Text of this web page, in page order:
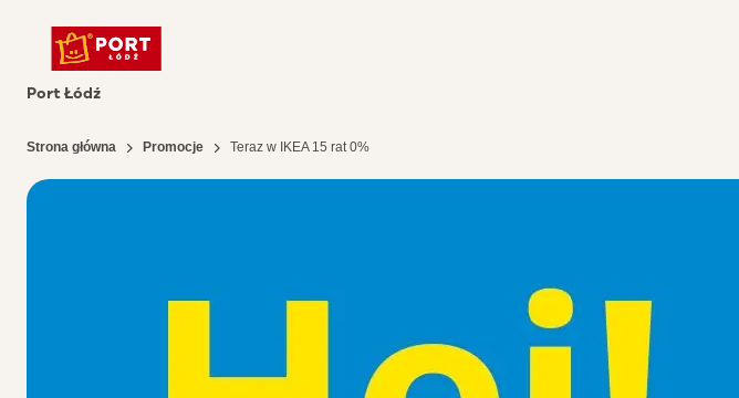
Port Łódź
Strona główna Promocje Teraz w IKEA 15 rat 0%